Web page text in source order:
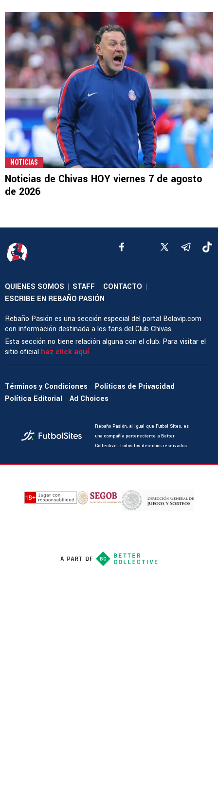
NOTICIAS
Noticias de Chivas HOY viernes 7 de agosto
de 2026
QUIENES SOMOS | STAFF | CONTACTO |
ESCRIBE EN REBAÑO PASIÓN
Rebaño Pasión es una sección especial del portal Bolavip.com
con información destinada a los fans del Club Chivas.
Esta sección no tiene relación alguna con el club. Para visitar el
sitio oficial haz click aquí
Términos y Condiciones
Políticas de Privacidad
Política Editorial
Ad Choices
Rebaño Pasión, al igual que Futbol Sites, es
una compañía perteneciente a Better
Collective. Todos los derechos reservados.